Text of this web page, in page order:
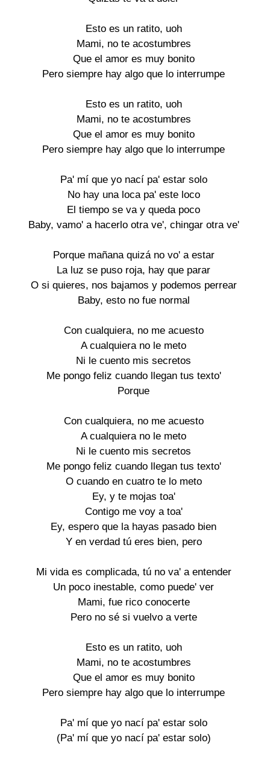
Esto es un ratito, uoh
Mami, no te acostumbres
Que el amor es muy bonito
Pero siempre hay algo que lo interrumpe
Esto es un ratito, uoh
Mami, no te acostumbres
Que el amor es muy bonito
Pero siempre hay algo que lo interrumpe
Pa' mí que yo nací pa' estar solo
No hay una loca pa' este loco
El tiempo se va y queda poco
Baby, vamo' a hacerlo otra ve', chingar otra ve'
Porque mañana quizá no vo' a estar
La luz se puso roja, hay que parar
O si quieres, nos bajamos y podemos perrear
Baby, esto no fue normal
Con cualquiera, no me acuesto
A cualquiera no le meto
Ni le cuento mis secretos
Me pongo feliz cuando llegan tus texto'
Porque
Con cualquiera, no me acuesto
A cualquiera no le meto
Ni le cuento mis secretos
Me pongo feliz cuando llegan tus texto'
O cuando en cuatro te lo meto
Ey, y te mojas toa'
Contigo me voy a toa'
Ey, espero que la hayas pasado bien
Y en verdad tú eres bien, pero
Mi vida es complicada, tú no va' a entender
Un poco inestable, como puede' ver
Mami, fue rico conocerte
Pero no sé si vuelvo a verte
Esto es un ratito, uoh
Mami, no te acostumbres
Que el amor es muy bonito
Pero siempre hay algo que lo interrumpe
Pa' mí que yo nací pa' estar solo
(Pa' mí que yo nací pa' estar solo)